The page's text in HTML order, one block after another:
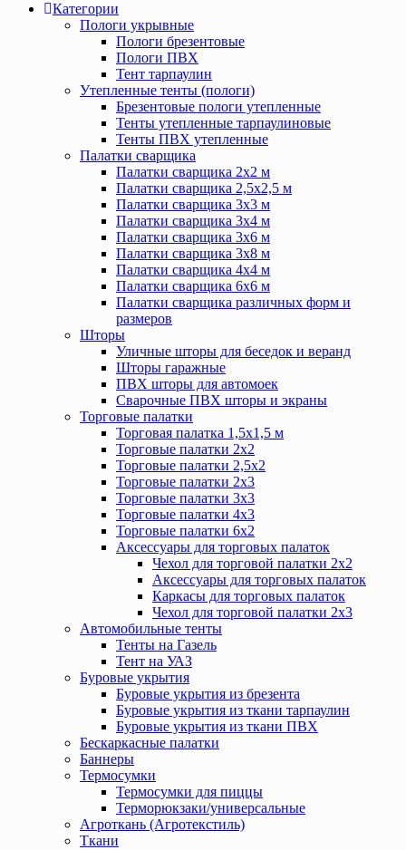
Категории
Пологи укрывные
Пологи брезентовые
Пологи ПВХ
Тент тарпаулин
Утепленные тенты (пологи)
Брезентовые пологи утепленные
Тенты утепленные тарпаулиновые
Тенты ПВХ утепленные
Палатки сварщика
Палатки сварщика 2х2 м
Палатки сварщика 2,5х2,5 м
Палатки сварщика 3х3 м
Палатки сварщика 3х4 м
Палатки сварщика 3х6 м
Палатки сварщика 3х8 м
Палатки сварщика 4х4 м
Палатки сварщика 6х6 м
Палатки сварщика различных форм и
размеров
Шторы
Уличные шторы для беседок и веранд
Шторы гаражные
ПВХ шторы для автомоек
Сварочные ПВХ шторы и экраны
Торговые палатки
Торговая палатка 1,5х1,5 м
Торговые палатки 2х2
Торговые палатки 2,5х2
Торговые палатки 2х3
Торговые палатки 3х3
Торговые палатки 4х3
Торговые палатки 6х2
Аксессуары для торговых палаток
Чехол для торговой палатки 2х2
Аксессуары для торговых палаток
Каркасы для торговых палаток
Чехол для торговой палатки 2х3
Автомобильные тенты
Тенты на Газель
Тент на УАЗ
Буровые укрытия
Буровые укрытия из брезента
Буровые укрытия из ткани тарпаулин
Буровые укрытия из ткани ПВХ
Бескаркасные палатки
Баннеры
Термосумки
Термосумки для пиццы
Терморюкзаки/универсальные
Агроткань (Агротекстиль)
Ткани